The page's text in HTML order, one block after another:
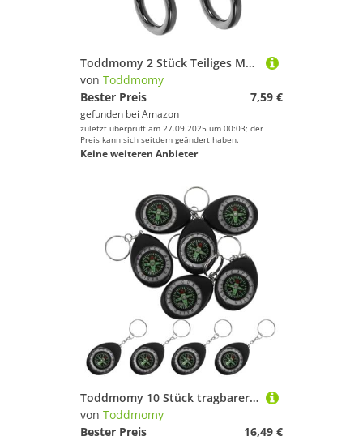
Toddmomy 2 Stück Teiliges Metall Schlüsselanhänger mit Drehgelenk Multifunktionaler Karabinerhaken für DIY Schlüsselbund und Trageband Abnehmbarer Stylischer Handyhalter für Umhängen und
von Toddmomy
Bester Preis
7,59 €
gefunden bei Amazon
zuletzt überprüft am 27.09.2025 um 00:03; der
Preis kann sich seitdem geändert haben.
Keine weiteren Anbieter
Toddmomy 10 Stück tragbarer Outdoor-Kompass: Mini-Kompass-Schlüsselanhänger für Wandern und Camping – Überlebens-Navigationswerkzeuge für Camping und Rucksackreisen
von Toddmomy
Bester Preis
16,49 €